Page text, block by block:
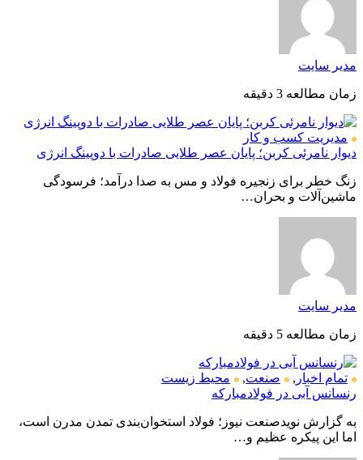
مدیر سایت
زمان مطالعه 3 دقیقه
مدیریت کسب و کار
دیوار نامرئی کربن؛ پایان عصر طلایی صادرات با دوپینگ انرژی
زنگ خطر برای زنجیره فولاد و مس به صدا درآمد؛ فرسودگی
ماشین‌آلات و بحران…
مدیر سایت
زمان مطالعه 5 دقیقه
تمام اخبار , صنعت,
محیط زیست
رنسانس آبی در فولادمبارکه
به گزارش نویدصنعت نیوز؛ فولاد استخوان‌بندی تمدن مدرن است،
اما این پیکره عظیم و…